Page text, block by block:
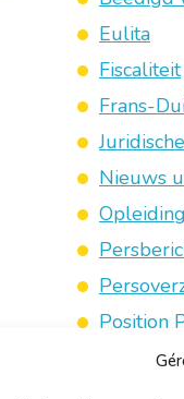
Eulita
Fiscaliteit
Frans-
Nieuws
Position